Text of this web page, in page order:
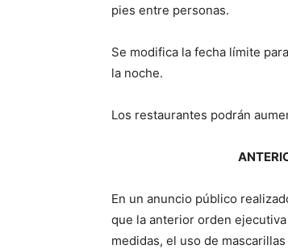
pies entre personas.
Se modifica la fecha límite
la noche.
Los restaurantes podrán
En un anuncio público
que la anterior orden
medidas, el uso de